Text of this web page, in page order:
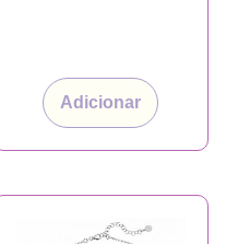
Adicionar